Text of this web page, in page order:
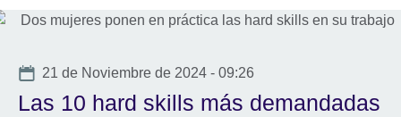
Date
21 de Noviembre de 2024 - 09:26
Las 10 hard skills más demandadas